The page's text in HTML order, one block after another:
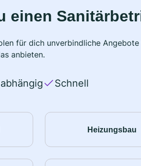
einen
für dich unverbindliche
anbieten.
Schnell
Heizungsbau